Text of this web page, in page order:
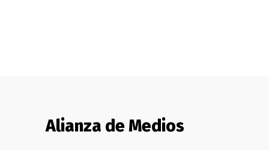
Alianza de Medios